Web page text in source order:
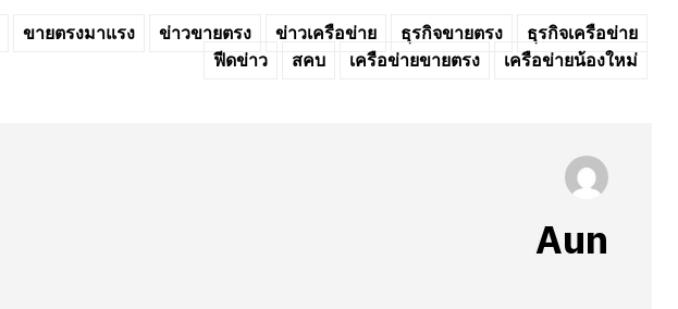
ขายตรงมาแรง ข่าวขายตรง ข่าวเครือข่าย ธุรกิจขายตรง
ธุรกิจเครือข่าย
ฟีดข่าว
สคบ เครือข่ายขายตรง เครือข่ายน้องใหม่
Aun